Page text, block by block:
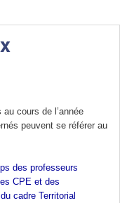
cours de l’année
peuvent se référer au
des professeurs
CPE et des
cadre Territorial